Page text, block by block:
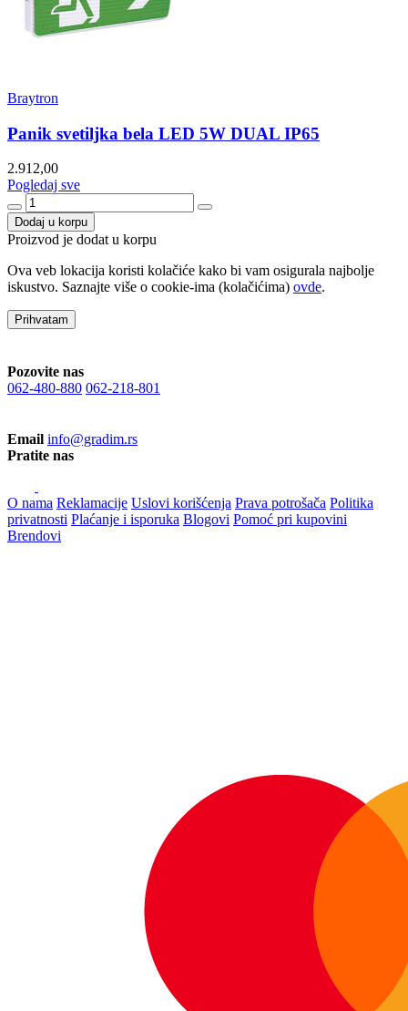
Braytron
Panik svetiljka bela LED 5W DUAL IP65
2.912,00
Pogledaj sve
Dodaj u korpu
Proizvod je dodat u korpu
Ova veb lokacija koristi kolačiće kako bi vam osigurala najbolje
iskustvo. Saznajte više o cookie-ima (kolačićima) ovde.
Prihvatam
Pozovite nas
062-480-880 062-218-801
Email info@gradim.rs
Pratite nas
O nama Reklamacije Uslovi korišćenja Prava potrošača Politika
privatnosti Plaćanje i isporuka Blogovi Pomoć pri kupovini
Brendovi